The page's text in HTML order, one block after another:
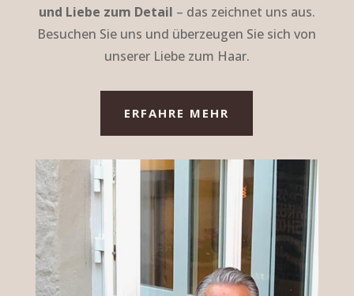
und Liebe zum Detail – das zeichnet uns aus.
Besuchen Sie uns und überzeugen Sie sich von
unserer Liebe zum Haar.
ERFAHRE MEHR